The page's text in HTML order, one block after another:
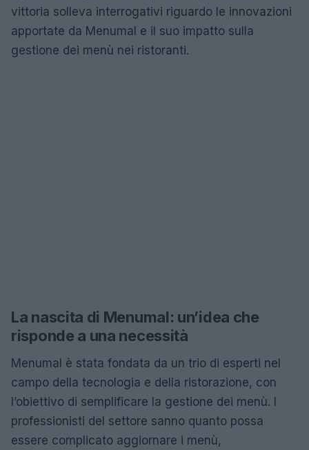
vittoria solleva interrogativi riguardo le innovazioni
apportate da Menumal e il suo impatto sulla
gestione dei menù nei ristoranti.
La nascita di Menumal: un’idea che
risponde a una necessità
Menumal è stata fondata da un trio di esperti nel
campo della tecnologia e della ristorazione, con
l’obiettivo di semplificare la gestione dei menù. I
professionisti del settore sanno quanto possa
essere complicato aggiornare i menù,